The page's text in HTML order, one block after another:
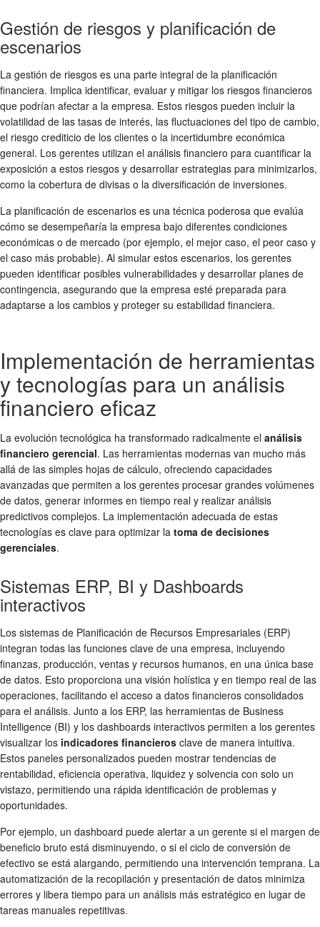
Gestión de riesgos y planificación de
escenarios
La gestión de riesgos es una parte integral de la planificación
financiera. Implica identificar, evaluar y mitigar los riesgos financieros
que podrían afectar a la empresa. Estos riesgos pueden incluir la
volatilidad de las tasas de interés, las fluctuaciones del tipo de cambio,
el riesgo crediticio de los clientes o la incertidumbre económica
general. Los gerentes utilizan el análisis financiero para cuantificar la
exposición a estos riesgos y desarrollar estrategias para minimizarlos,
como la cobertura de divisas o la diversificación de inversiones.
La planificación de escenarios es una técnica poderosa que evalúa
cómo se desempeñaría la empresa bajo diferentes condiciones
económicas o de mercado (por ejemplo, el mejor caso, el peor caso y
el caso más probable). Al simular estos escenarios, los gerentes
pueden identificar posibles vulnerabilidades y desarrollar planes de
contingencia, asegurando que la empresa esté preparada para
adaptarse a los cambios y proteger su estabilidad financiera.
Implementación de herramientas
y tecnologías para un análisis
financiero eficaz
La evolución tecnológica ha transformado radicalmente el análisis
financiero gerencial. Las herramientas modernas van mucho más
allá de las simples hojas de cálculo, ofreciendo capacidades
avanzadas que permiten a los gerentes procesar grandes volúmenes
de datos, generar informes en tiempo real y realizar análisis
predictivos complejos. La implementación adecuada de estas
tecnologías es clave para optimizar la toma de decisiones
gerenciales.
Sistemas ERP, BI y Dashboards
interactivos
Los sistemas de Planificación de Recursos Empresariales (ERP)
integran todas las funciones clave de una empresa, incluyendo
finanzas, producción, ventas y recursos humanos, en una única base
de datos. Esto proporciona una visión holística y en tiempo real de las
operaciones, facilitando el acceso a datos financieros consolidados
para el análisis. Junto a los ERP, las herramientas de Business
Intelligence (BI) y los dashboards interactivos permiten a los gerentes
visualizar los indicadores financieros clave de manera intuitiva.
Estos paneles personalizados pueden mostrar tendencias de
rentabilidad, eficiencia operativa, liquidez y solvencia con solo un
vistazo, permitiendo una rápida identificación de problemas y
oportunidades.
Por ejemplo, un dashboard puede alertar a un gerente si el margen de
beneficio bruto está disminuyendo, o si el ciclo de conversión de
efectivo se está alargando, permitiendo una intervención temprana. La
automatización de la recopilación y presentación de datos minimiza
errores y libera tiempo para un análisis más estratégico en lugar de
tareas manuales repetitivas.